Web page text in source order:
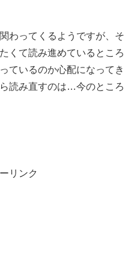
わってくるようですが、そ
くて読み進めているところ
ているのか心配になってき
読み直すのは…今のところ
リンク